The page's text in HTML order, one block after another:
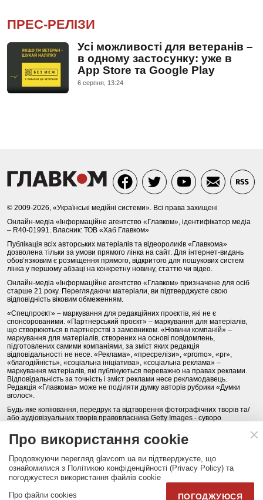
ПРЕС-РЕЛІЗИ
Усі можливості для ветеранів –
в одному застосунку: уже в
App Store та Google Play
6 серпня, 13:24
© 2009-2026, «Українські медійні системи». Всі права захищені
Онлайн-медіа «Інформаційне агентство «Главком», ідентифікатор медіа
– R40-01991. Власник: ТОВ «Хаб Главком»
Публікація всіх авторських матеріалів та відеороликів «Главкома»
дозволена тільки за умови прямого лінка на сайт. Для інтернет-видань
обов’язковим є розміщення прямого, відкритого для пошукових систем
лінка у першому абзаці на конкретну новину, статтю чи відео.
Онлайн-медіа «Інформаційне агентство «Главком» призначене для осіб
старше 21 року. Переглядаючи матеріали, ви підтверджуєте свою
відповідність віковим обмеженням.
«Спецпроєкт» – маркування для редакційних проєктів, які не є
спонсорованими. «Партнерський проєкт» – маркування для матеріалів,
що створюються в партнерстві з замовником. «Новини компаній» –
маркування для матеріалів, створених на основі повідомлень,
підготовлених самими компаніями, за зміст яких редакція
відповідальності не несе. «Реклама», «пресрелізи», «promo», «pr»,
«благодійність», «соціальна ініціатива», «соціальна реклама» –
маркування матеріалів, які публікуються переважно на правах реклами.
Відповідальність за точність і зміст реклами несе рекламодавець.
Редакція «Главкома» може не поділяти думку авторів рубрики «Думки
вголос».
Будь-яке копіювання, передрук та відтворення фотографічних творів та/
або аудіовізуальних творів правовласника Getty Images - суворо
Політика конфіденційності (Privacy Policy). Правила сайту
КОНТАКТИ НАША КОМАНДА АРХІВ
Партнери:DepositPhotos.com,opendatabot.ua
Про використання cookie
Продовжуючи перегляд glavcom.ua ви підтверджуєте, що
ознайомилися з Політикою конфіденційності (Privacy Policy) та
погоджуєтеся використання файлів cookie
Про файли cookies
ПОГОДЖУЮСЯ